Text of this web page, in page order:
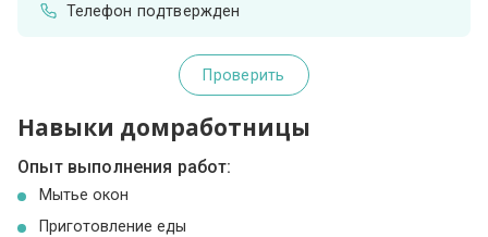
Телефон подтвержден
Проверить
Навыки домработницы
Опыт выполнения работ:
Мытье окон
Приготовление еды